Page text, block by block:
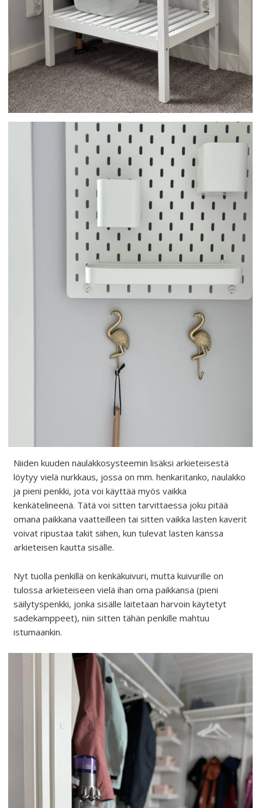
Niiden kuuden naulakkosysteemin lisäksi arkieteisestä
löytyy vielä nurkkaus, jossa on mm. henkaritanko, naulakko
ja pieni penkki, jota voi käyttää myös vaikka
kenkätelineenä. Tätä voi sitten tarvittaessa joku pitää
omana paikkana vaatteilleen tai sitten vaikka lasten kaverit
voivat ripustaa takit siihen, kun tulevat lasten kanssa
arkieteisen kautta sisälle.
Nyt tuolla penkillä on kenkäkuivuri, mutta kuivurille on
tulossa arkieteiseen vielä ihan oma paikkansa (pieni
säilytyspenkki, jonka sisälle laitetaan harvoin käytetyt
sadekamppeet), niin sitten tähän penkille mahtuu
istumaankin.